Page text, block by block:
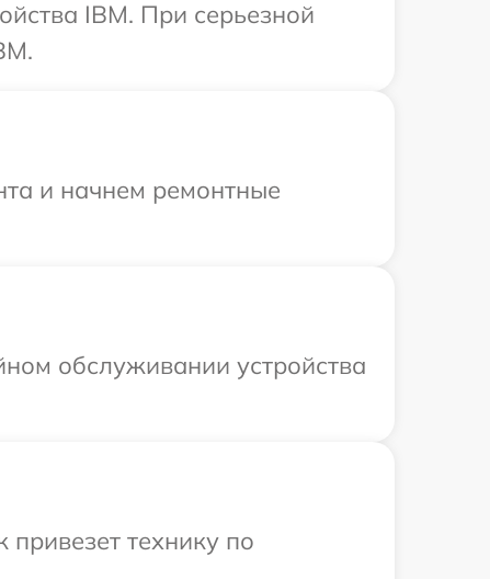
IBM. При серьезной
и начнем ремонтные
обслуживании устройства
технику по